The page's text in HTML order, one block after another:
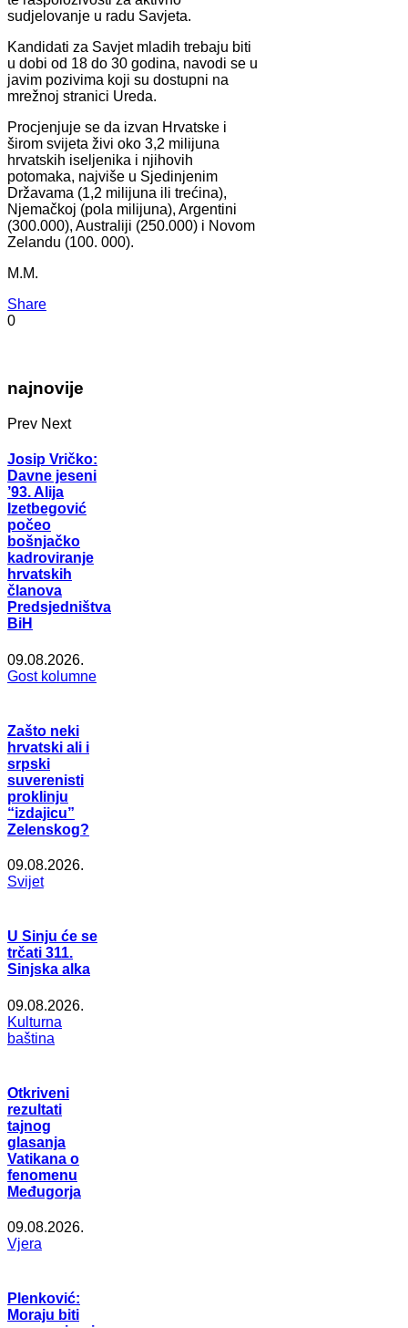
sudjelovanje u radu Savjeta.
Kandidati za Savjet mladih trebaju biti
u dobi od 18 do 30 godina, navodi se u
javim pozivima koji su dostupni na
mrežnoj stranici Ureda.
Procjenjuje se da izvan Hrvatske i
širom svijeta živi oko 3,2 milijuna
hrvatskih iseljenika i njihovih
potomaka, najviše u Sjedinjenim
Državama (1,2 milijuna ili trećina),
Njemačkoj (pola milijuna), Argentini
(300.000), Australiji (250.000) i Novom
Zelandu (100. 000).
M.M.
Share
0
najnovije
Prev Next
Josip Vričko:
Davne jeseni
’93. Alija
Izetbegović
počeo
bošnjačko
kadroviranje
hrvatskih
članova
Predsjedništva
BiH
09.08.2026.
Gost kolumne
Zašto neki
hrvatski ali i
srpski
suverenisti
proklinju
“izdajicu”
Zelenskog?
09.08.2026.
Svijet
U Sinju će se
trčati 311.
Sinjska alka
09.08.2026.
Kulturna
baština
Otkriveni
rezultati
tajnog
glasanja
Vatikana o
fenomenu
Međugorja
09.08.2026.
Vjera
Plenković:
Moraju biti